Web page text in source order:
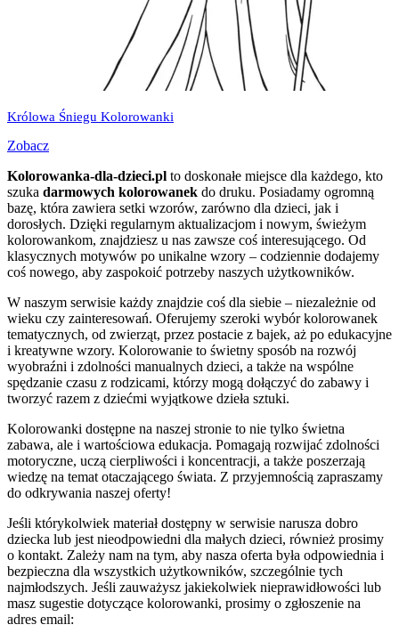
Królowa Śniegu Kolorowanki
Zobacz
Kolorowanka-dla-dzieci.pl to doskonałe miejsce dla każdego, kto
szuka darmowych kolorowanek do druku. Posiadamy ogromną
bazę, która zawiera setki wzorów, zarówno dla dzieci, jak i
dorosłych. Dzięki regularnym aktualizacjom i nowym, świeżym
kolorowankom, znajdziesz u nas zawsze coś interesującego. Od
klasycznych motywów po unikalne wzory – codziennie dodajemy
coś nowego, aby zaspokoić potrzeby naszych użytkowników.
W naszym serwisie każdy znajdzie coś dla siebie – niezależnie od
wieku czy zainteresowań. Oferujemy szeroki wybór kolorowanek
tematycznych, od zwierząt, przez postacie z bajek, aż po edukacyjne
i kreatywne wzory. Kolorowanie to świetny sposób na rozwój
wyobraźni i zdolności manualnych dzieci, a także na wspólne
spędzanie czasu z rodzicami, którzy mogą dołączyć do zabawy i
tworzyć razem z dziećmi wyjątkowe dzieła sztuki.
Kolorowanki dostępne na naszej stronie to nie tylko świetna
zabawa, ale i wartościowa edukacja. Pomagają rozwijać zdolności
motoryczne, uczą cierpliwości i koncentracji, a także poszerzają
wiedzę na temat otaczającego świata. Z przyjemnością zapraszamy
do odkrywania naszej oferty!
Jeśli którykolwiek materiał dostępny w serwisie narusza dobro
dziecka lub jest nieodpowiedni dla małych dzieci, również prosimy
o kontakt. Zależy nam na tym, aby nasza oferta była odpowiednia i
bezpieczna dla wszystkich użytkowników, szczególnie tych
najmłodszych. Jeśli zauważysz jakiekolwiek nieprawidłowości lub
masz sugestie dotyczące kolorowanki, prosimy o zgłoszenie na
adres email: